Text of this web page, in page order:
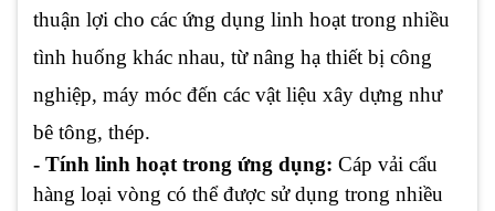
thuận lợi cho các ứng dụng linh hoạt trong nhiều
tình huống khác nhau, từ nâng hạ thiết bị công
nghiệp, máy móc đến các vật liệu xây dựng như
bê tông, thép.
- Tính linh hoạt trong ứng dụng: Cáp vải cẩu
hàng loại vòng có thể được sử dụng trong nhiều